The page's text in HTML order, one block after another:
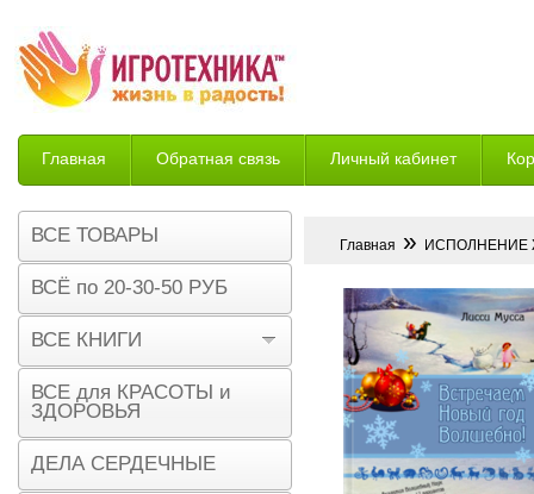
Главная Обратная связь Личный кабинет
Возврат
Главная » ИСПОЛНЕНИЕ
ВСЕ ТОВАРЫ
ВСЁ по 20-30-50 РУБ
ВСЕ КНИГИ
ВСЕ для КРАСОТЫ и
ЗДОРОВЬЯ
ДЕЛА СЕРДЕЧНЫЕ